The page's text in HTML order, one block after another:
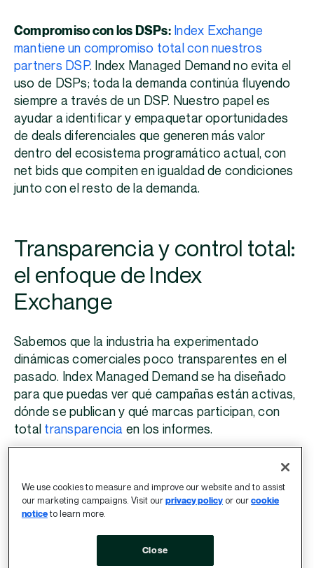
Compromiso con los DSPs: Index Exchange
mantiene un compromiso total con nuestros
partners DSP. Index Managed Demand no evita el
uso de DSPs; toda la demanda continúa fluyendo
siempre a través de un DSP. Nuestro papel es
ayudar a identificar y empaquetar oportunidades
de deals diferenciales que generen más valor
dentro del ecosistema programático actual, con
net bids que compiten en igualdad de condiciones
junto con el resto de la demanda.
Transparencia y control total:
el enfoque de Index
Exchange
Sabemos que la industria ha experimentado
dinámicas comerciales poco transparentes en el
pasado. Index Managed Demand se ha diseñado
para que puedas ver qué campañas están activas,
dónde se publican y qué marcas participan, con
total transparencia en los informes.
históricamente demanda en nombre de los
propietarios de medios, el programa formalizado
de Index Managed Demand incluirá una nueva
tarifa transparente de Managed Demand que se
aplicará únicamente a los nuevos deals
We use cookies to measure and improve our website and to assist
our marketing campaigns. Visit our privacy policy or ourcookie
noticeto learn more.
Close